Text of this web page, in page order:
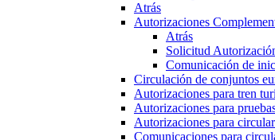
Atrás
Autorizaciones
Atrás
Solicitud
Comunicación de
Circulación de conjuntos
Autorizaciones para tren
Autorizaciones para
Autorizaciones para
Comunicaciones para